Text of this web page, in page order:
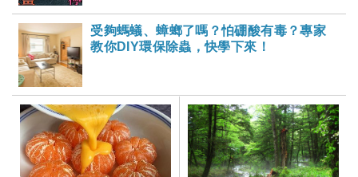
受夠螞蟻、蟑螂了嗎？怕硼酸有毒？專家
教你DIY環保除蟲，快學下來！